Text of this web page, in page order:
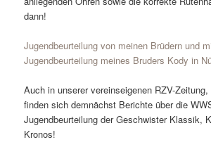
dann!
Jugendbeurteilung von meinen Brüdern und
Jugendbeurteilung meines Bruders Kody in
Auch in unserer vereinseigenen RZV-
finden sich demnächst Berichte über die
Jugendbeurteilung der Geschwister Klassik,
Kronos!